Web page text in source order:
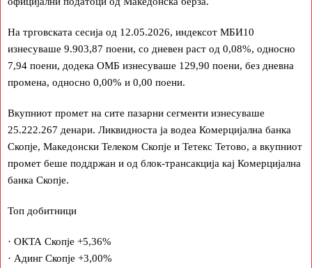
На трговската сесија од 12.05.2026, индексот МБИ10
изнесуваше 9.903,87 поени, со дневен раст од 0,08%, односно
7,94 поени, додека ОМБ изнесуваше 129,90 поени, без дневна
промена, односно 0,00% и 0,00 поени.
Вкупниот промет на сите пазарни сегменти изнесуваше
25.222.267 денари. Ликвидноста ја водеа Комерцијална банка
Скопје, Македонски Телеком Скопје и Тетекс Тетово, а вкупниот
промет беше поддржан и од блок-трансакција кај Комерцијална
банка Скопје.
Топ добитници
· ОКТА Скопје +5,36%
· Адинг Скопје +3,00%